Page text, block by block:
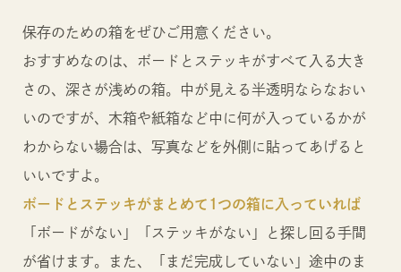
保存のための箱をぜひご用意ください。
おすすめなのは、ボードとステッキがすべて入る大き
さの、深さが浅めの箱。中が見える半透明ならなおい
いのですが、木箱や紙箱など中に何が入っているかが
わからない場合は、写真などを外側に貼ってあげると
いいですよ。
ボードとステッキがまとめて1つの箱に入っていれば
「ボードがない」「ステッキがない」と探し回る手間
が省けます。また、「まだ完成していない」途中のま